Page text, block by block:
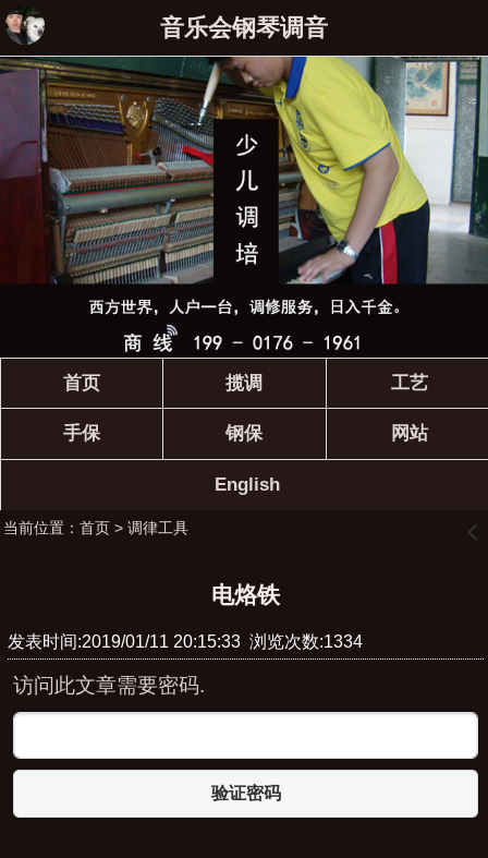
音乐会钢琴调音
首页 揽调 工艺
手保 钢保 网站
English
当前位置： 首页> 调律工具 󰊒
电烙铁
发表时间:2019/01/11 20:15:33 浏览次数:1334
访问此文章需要密码.
验证密码